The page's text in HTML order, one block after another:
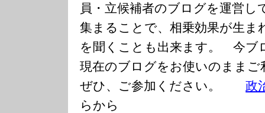
員・立候補者のブログを運営し
集まることで、相乗効果が生ま
を聞くことも出来ます。 今ブ
現在のブログをお使いのまま
ぜひ、ご参加ください。政
らから